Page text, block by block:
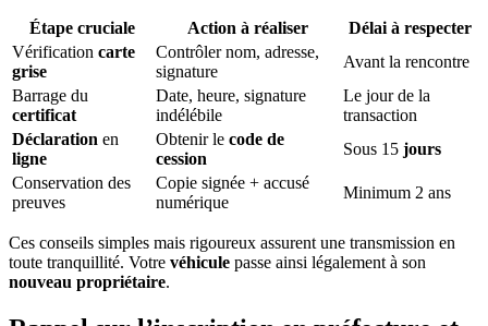
Étape cruciale Action à réaliser
Délai à respecter
Vérification carte
grise
Contrôler nom, adresse,
signature
Avant la rencontre
Barrage du
certificat
Date, heure, signature
indélébile
Le jour de la
transaction
Déclaration en
ligne
Obtenir le code de
cession
Sous 15 jours
Conservation des
preuves
Copie signée + accusé
numérique
Minimum 2 ans
Ces conseils simples mais rigoureux assurent une transmission en
toute tranquillité. Votre véhicule passe ainsi légalement à son
nouveau propriétaire.